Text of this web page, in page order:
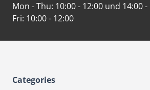
Mon - Thu: 10:00 - 12:00 und 14:00 -
Fri: 10:00 - 12:00
Categories